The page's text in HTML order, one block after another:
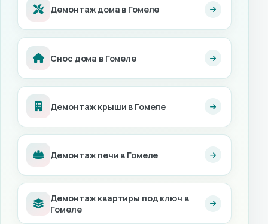
Демонтаж дома в Гомеле
Снос дома в Гомеле
Демонтаж крыши в Гомеле
Демонтаж печи в Гомеле
Демонтаж квартиры под ключ в
Гомеле